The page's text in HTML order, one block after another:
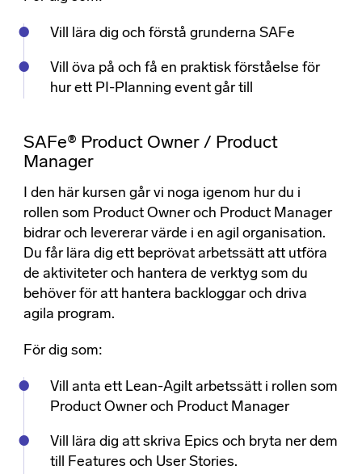
Vill lära dig och förstå grunderna SAFe
Vill öva på och få en praktisk förståelse för
hur ett PI-Planning event går till
SAFe® Product Owner / Product
Manager
I den här kursen går vi noga igenom hur du i
rollen som Product Owner och Product Manager
bidrar och levererar värde i en agil organisation.
Du får lära dig ett beprövat arbetssätt att utföra
de aktiviteter och hantera de verktyg som du
behöver för att hantera backloggar och driva
agila program.
För dig som:
Vill anta ett Lean-Agilt arbetssätt i rollen som
Product Owner och Product Manager
Vill lära dig att skriva Epics och bryta ner dem
till Features och User Stories.